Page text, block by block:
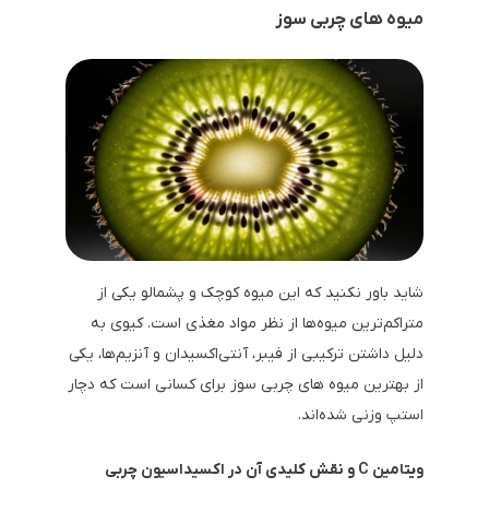
میوه های چربی سوز
شاید باور نکنید که این میوه کوچک و پشمالو یکی از
متراکم‌ترین میوه‌ها از نظر مواد مغذی است. کیوی به
دلیل داشتن ترکیبی از فیبر، آنتی‌اکسیدان و آنزیم‌ها، یکی
از بهترین میوه های چربی سوز برای کسانی است که دچار
استپ وزنی شده‌اند.
ویتامین C و نقش کلیدی آن در اکسیداسیون چربی